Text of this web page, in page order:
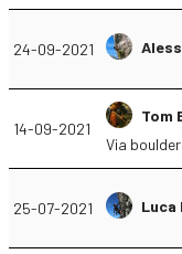
24-09-2021
14-09-2021
Tom
Via
25-07-2021